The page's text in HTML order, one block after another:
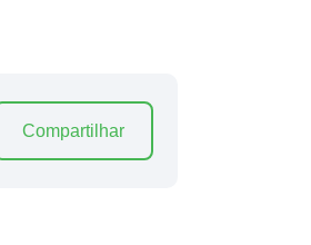
Compartilhar